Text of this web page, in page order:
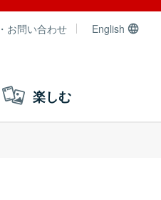
お問い合わせ English
楽しむ